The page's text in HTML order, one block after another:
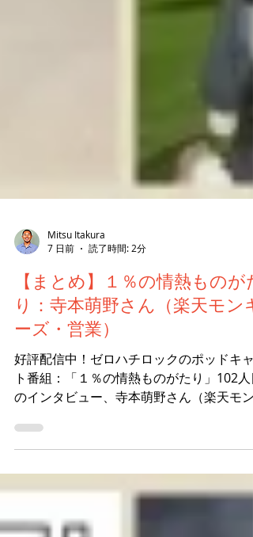
Mitsu Itakura
7 日前
読了時間: 2分
【まとめ】１％の情熱ものが
り：寺本萌野さん（楽天モンキ
ーズ・営業）
好評配信中！ゼロハチロックのポッドキャ
のインタビュー、寺本萌野さん（楽天モン
ーズ・営業）のお話が全４回分配信されま
たので、まとめとしてここに書いておきま
す。